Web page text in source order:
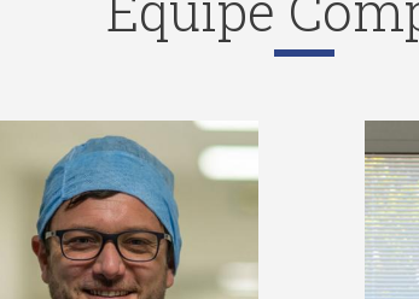
JULIEN DARQUIES